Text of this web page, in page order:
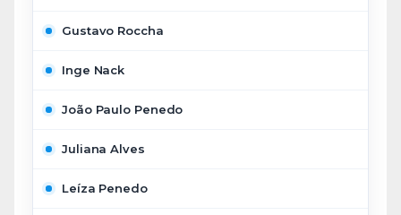
Gustavo Roccha
Inge Nack
João Paulo Penedo
Juliana Alves
Leíza Penedo